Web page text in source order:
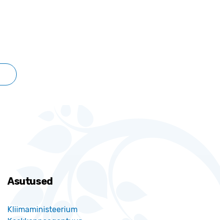
Asutused
Kliimaministeerium